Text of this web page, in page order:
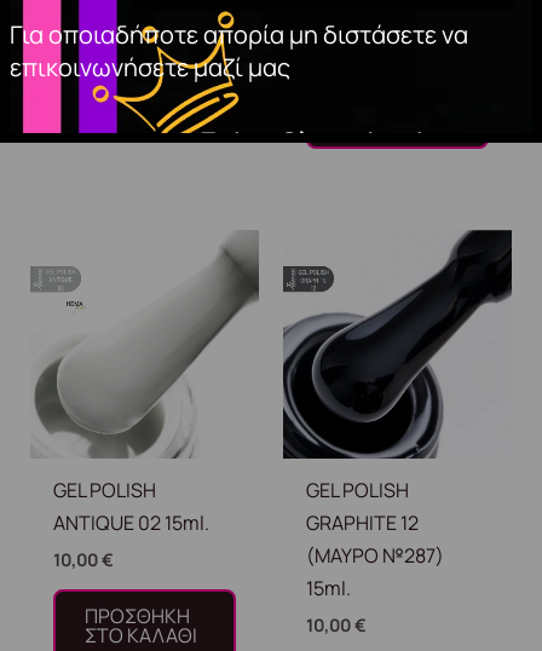
Για οποιαδήποτε απορία μη διστάσετε να
επικοινωνήσετε μαζί μας
ΠΡΟΣΘΉΚΗ
ΣΤΟ ΚΑΛΆΘΙ
10,00€
GEL POLISH
ANTIQUE 02 15ml.
10,00€
ΠΡΟΣΘΉΚΗ
ΣΤΟ ΚΑΛΆΘΙ
GEL POLISH
GRAPHITE 12
(ΜΑΥΡΟ №287)
15ml.
10,00€